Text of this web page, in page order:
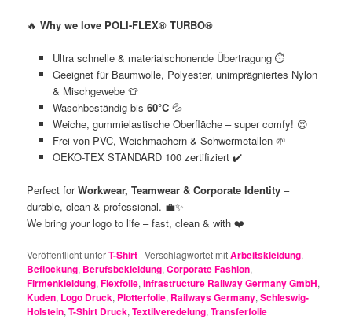
🔥Why we love POLI-FLEX® TURBO®
Ultra schnelle & materialschonende Übertragung ⏱️
Geeignet für Baumwolle, Polyester, unimprägniertes Nylon
& Mischgewebe 👕
Waschbeständig bis 60°C💦
Weiche, gummielastische Oberfläche – super comfy! 😍
Frei von PVC, Weichmachern & Schwermetallen 🌱
OEKO-TEX STANDARD 100 zertifiziert ✔️
Perfect forWorkwear, Teamwear & Corporate Identity –
durable, clean & professional. 💼✨
We bring your logo to life – fast, clean & with ❤️
Veröffentlicht unterT-Shirt |Verschlagwortet mitArbeitskleidung,
Beflockung, Berufsbekleidung,Corporate Fashion,
Firmenkleidung,Flexfolie,Infrastructure Railway Germany GmbH,
Kuden, Logo Druck, Plotterfolie, Railways Germany,Schleswig-
Holstein,T-Shirt Druck,Textilveredelung,Transferfolie